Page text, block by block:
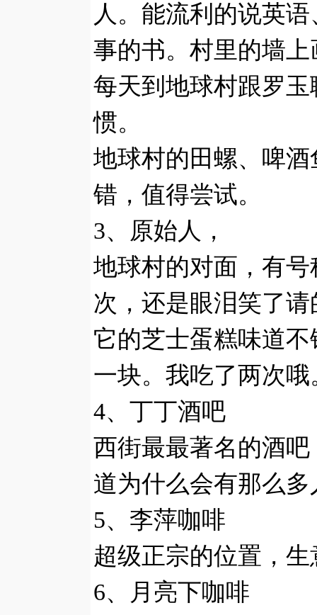
人。能流利的说英
事的书。村里的墙
每天到地球村跟罗
惯。
地球村的田螺、啤
错，值得尝试。
3、原始人，
地球村的对面，有
次，还是眼泪笑了
它的芝士蛋糕味道
一块。我吃了两次哦
4、丁丁酒吧
西街最最著名的酒
道为什么会有那么
5、李萍咖啡
超级正宗的位置，
6、月亮下咖啡